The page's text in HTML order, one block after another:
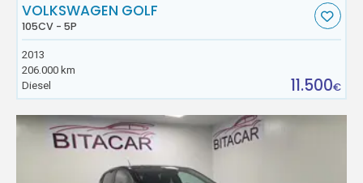
VOLKSWAGEN GOLF
105CV - 5P
2013
206.000 km
Diesel
11.500€